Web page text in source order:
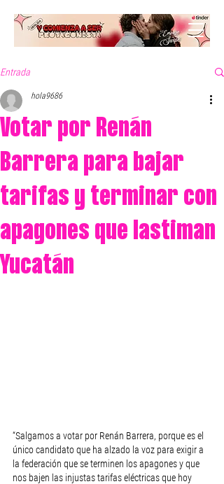
Entrada
Votar por Renán
Barrera para bajar
tarifas y terminar con
apagones que lastiman
Yucatán
hola9686
“Salgamos a votar por Renán Barrera, porque es el
único candidato que ha alzado la voz para exigir a
la federación que se terminen los apagones y que
nos bajen las injustas tarifas eléctricas que hoy